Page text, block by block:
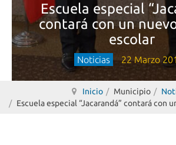
Inicio Municipio
Escuela especial “Jacarandá” contará con
Escuela especial
contará con un
escolar
Noticias 22 Marzo